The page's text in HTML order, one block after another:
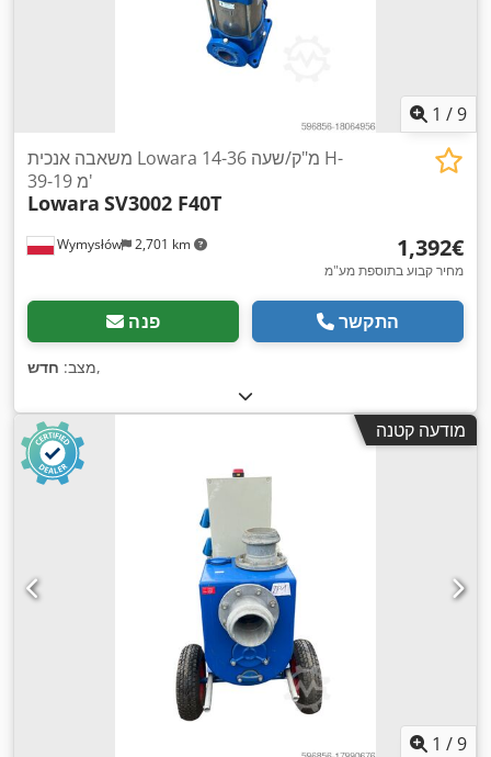
1 /9
Wymysłów 2,701 km
משאבה אנכית Lowara 14-36 מ"ק/שעה H-
39-19 מ'
Lowara SV3002 F40T
‏1,392 ‏€
מחיר קבוע בתוספת מע"מ
פנה התקשר
מצב: חדש ,
מודעה קטנה
1 /9